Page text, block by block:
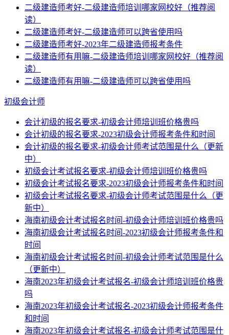
二级建造师考好-二级建造师培训哪家网校好（推荐阅
读）
二级建造师考好-二级建造师可以跨省使用吗
二级建造师考好-2023年二级建造师报考条件
二级建造师有用嘛-二级建造师培训哪家网校好（推荐阅
读）
二级建造师有用嘛-二级建造师可以跨省使用吗
初级会计师
会计初级的报名要求-初级会计师培训班价格贵吗
会计初级的报名要求-2023初级会计师报考条件和时间
会计初级的报名要求-初级会计师考试范围是什么（更新
中）
初级会计考试报名要求-初级会计师培训班价格贵吗
初级会计考试报名要求-2023初级会计师报考条件和时间
初级会计考试报名要求-初级会计师考试范围是什么（更
新中）
海南初级会计考试报名时间-初级会计师培训班价格贵吗
海南初级会计考试报名时间-2023初级会计师报考条件和
时间
海南初级会计考试报名时间-初级会计师考试范围是什么
（更新中）
海南2023年初级会计考试报名-初级会计师培训班价格贵
吗
海南2023年初级会计考试报名-2023初级会计师报考条件
和时间
海南2023年初级会计考试报名-初级会计师考试范围是什